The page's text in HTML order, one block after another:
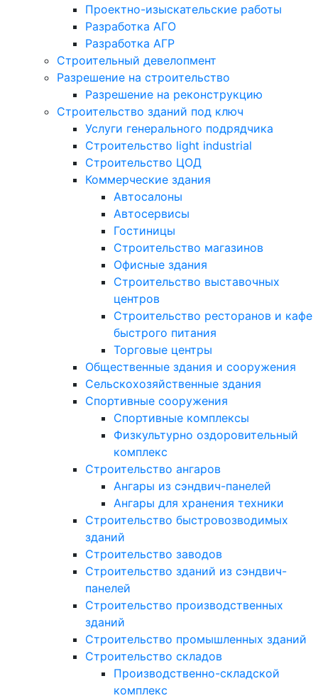
Проектно-изыскательские работы
Разработка АГО
Разработка АГР
Строительный девелопмент
Разрешение на строительство
Разрешение на реконструкцию
Строительство зданий под ключ
Услуги генерального подрядчика
Строительство light industrial
Строительство ЦОД
Коммерческие здания
Автосалоны
Автосервисы
Гостиницы
Строительство магазинов
Офисные здания
Строительство выставочных
центров
Строительство ресторанов и кафе
быстрого питания
Торговые центры
Общественные здания и сооружения
Сельскохозяйственные здания
Спортивные сооружения
Спортивные комплексы
Физкультурно оздоровительный
комплекс
Строительство ангаров
Ангары из сэндвич-панелей
Ангары для хранения техники
Строительство быстровозводимых
зданий
Строительство заводов
Строительство зданий из сэндвич-
панелей
Строительство производственных
зданий
Строительство промышленных зданий
Строительство складов
Производственно-складской
комплекс